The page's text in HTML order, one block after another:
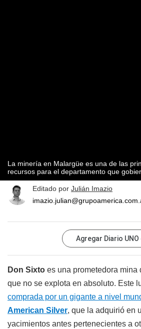
La minería en Malargüe es una de las
recursos para el departamento que
Editado por Julián Imazio
Agregar Diario UNO
Don Sixto es una prometedora mina
que no se explota en absoluto. Este
comprada por un gigante a nivel
American Silver, que la adquirió en
yacimientos antes pertenecientes a